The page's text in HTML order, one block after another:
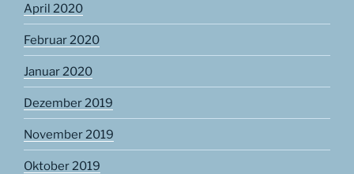
April 2020
Februar 2020
Januar 2020
Dezember 2019
November 2019
Oktober 2019